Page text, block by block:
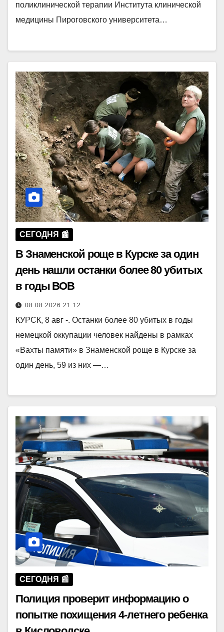
поликлинической терапии Института клинической
медицины Пироговского университета…
СЕГОДНЯ 📰
В Знаменской роще в Курске за один
день нашли останки более 80 убитых
в годы ВОВ
08.08.2026 21:12
КУРСК, 8 авг -. Останки более 80 убитых в годы
немецкой оккупации человек найдены в рамках
«Вахты памяти» в Знаменской роще в Курске за
один день, 59 из них —…
СЕГОДНЯ 📰
Полиция проверит информацию о
попытке похищения 4-летнего ребенка